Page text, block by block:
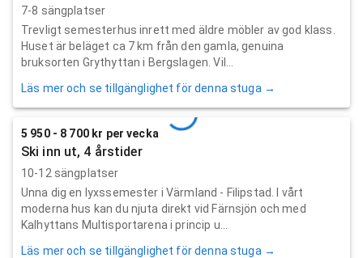
7-8 sängplatser
Trevligt semesterhus inrett med äldre möbler av god klass.
Huset är beläget ca 7 km från den gamla, genuina
bruksorten Grythyttan i Bergslagen. Vil...
Läs mer och se tillgänglighet för denna stuga →
5 950 - 8 700 kr per vecka
Ski inn ut, 4 årstider
10-12 sängplatser
Unna dig en lyxssemester i Värmland - Filipstad. I vårt
moderna hus kan du njuta direkt vid Färnsjön och med
Kalhyttans Multisportarena i princip u...
Läs mer och se tillgänglighet för denna stuga →